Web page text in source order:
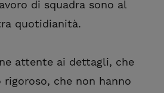
di squadra sono al
quotidianità.
attente ai dettagli, che
rigoroso, che non hanno